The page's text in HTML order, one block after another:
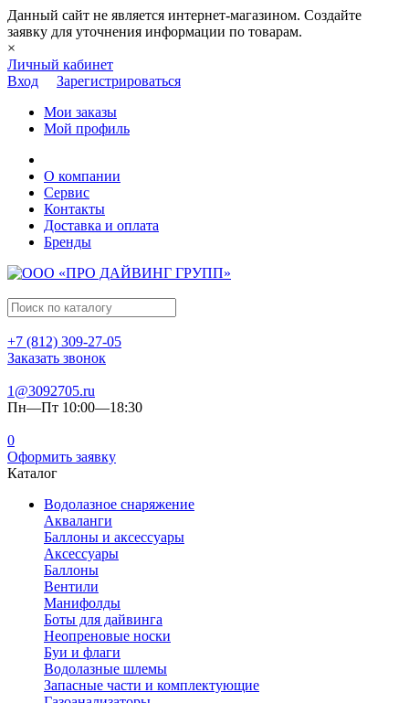
Данный сайт не является интернет-магазином. Создайте
заявку для уточнения информации по товарам.
×
Личный кабинет
Вход
Зарегистрироваться
Мои заказы
Мой профиль
О компании
Сервис
Контакты
Доставка и оплата
Бренды
+7 (812) 309-27-05
Заказать звонок
1@3092705.ru
Пн—Пт 10:00—18:30
0
Оформить заявку
Каталог
Водолазное снаряжение
Акваланги
Баллоны и аксессуары
Аксессуары
Баллоны
Вентили
Манифолды
Боты для дайвинга
Неопреновые носки
Буи и флаги
Водолазные шлемы
Запасные части и комплектующие